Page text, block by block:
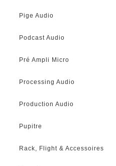
Pige Audio
Podcast Audio
Pré Ampli Micro
Processing Audio
Production Audio
Pupitre
Rack, Flight & Accessoires